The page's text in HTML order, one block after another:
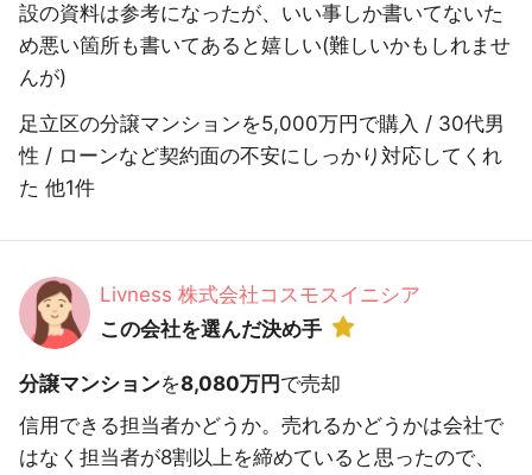
設の資料は参考になったが、いい事しか書いてないた
め悪い箇所も書いてあると嬉しい(難しいかもしれませ
んが)
足立区の分譲マンションを5,000万円で購入 / 30代男
性 / ローンなど契約面の不安にしっかり対応してくれ
た 他1件
Livness 株式会社コスモスイニシア
この会社を選んだ決め手
分譲マンションを8,080万円で売却
信用できる担当者かどうか。売れるかどうかは会社で
はなく担当者が8割以上を締めていると思ったので、